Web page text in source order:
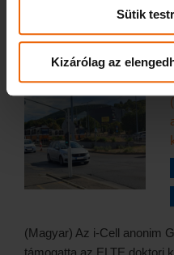
Sütik
Kizárólag az
eszközökben, vagy a
(Magyar) Az i-Cell anonim
támogatta az ELTE doktori